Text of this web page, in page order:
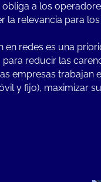
a los
la relevancia para los
en redes es una
reducir las
empresas trabajan
y fijo), maximizar